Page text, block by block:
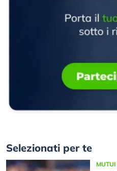
Selezionati per te
MUTUI